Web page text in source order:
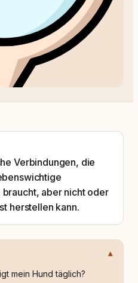
Verbindungen, die
aber nicht oder
herstellen kann.
mein Hund täglich?